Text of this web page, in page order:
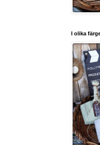
I olika